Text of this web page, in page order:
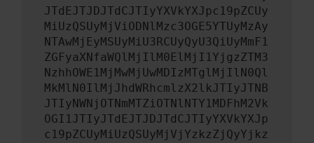
JTdEJTJDJTdCJTIyYXVkYXJpc19pZCUy
MiUzQSUyMjViODNlMzc3OGE5YTUyMzAy
NTAwMjEyMSUyMiU3RCUyQyU3QiUyMmF1
ZGFyaXNfaWQlMjIlM0ElMjI1YjgzZTM3
NzhhOWE1MjMwMjUwMDIzMTglMjIlN0Ql
MkMlN0IlMjJhdWRhcmlzX2lkJTIyJTNB
JTIyNWNjOTNmMTZiOTNlNTY1MDFhM2Vk
OGI1JTIyJTdEJTJDJTdCJTIyYXVkYXJp
c19pZCUyMiUzQSUyMjVjYzkzZjQyYjkz